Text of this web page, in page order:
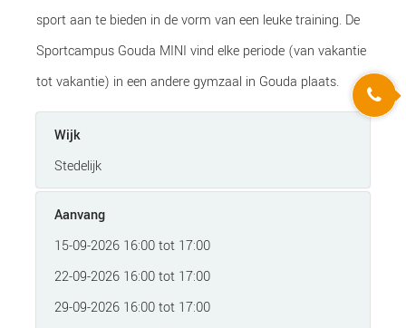
sport aan te bieden in de vorm van een leuke training. De
Sportcampus Gouda MINI vind elke periode (van vakantie
tot vakantie) in een andere gymzaal in Gouda plaats.
Wijk
Stedelijk
Aanvang
15-09-2026 16:00 tot 17:00
22-09-2026 16:00 tot 17:00
29-09-2026 16:00 tot 17:00